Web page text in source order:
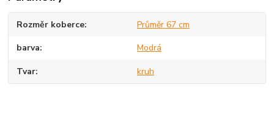
Rozměr koberce Průměr 67 cm
barva Modrá
Tvar kruh